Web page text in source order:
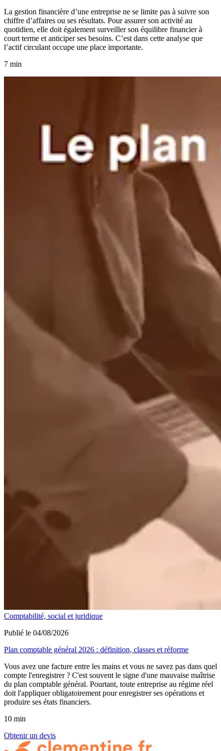
La gestion financière d’une entreprise ne se limite pas à suivre son
chiffre d’affaires ou ses résultats. Pour assurer son activité au
quotidien, elle doit également surveiller son équilibre financier à
court terme et anticiper ses besoins. C’est dans cette analyse que
l’actif circulant occupe une place importante.
7 min
Comptabilité, social et juridique
Publié le 04/08/2026
Plan comptable général 2026 : définition, classes et réforme
Vous avez une facture entre les mains et vous ne savez pas dans quel
compte l'enregistrer ? C'est souvent le signe d'une mauvaise maîtrise
du plan comptable général. Pourtant, toute entreprise au régime réel
doit l'appliquer obligatoirement pour enregistrer ses opérations et
produire ses états financiers.
10 min
Obtenir un devis